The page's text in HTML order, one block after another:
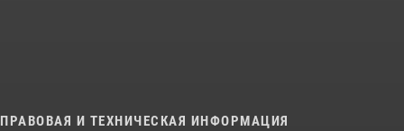
ПРАВОВАЯ И ТЕХНИЧЕСКАЯ ИНФОРМАЦИЯ